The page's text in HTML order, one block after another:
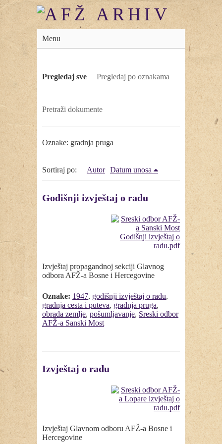
Menu
Pregledaj sve Pregledaj po oznakama
Pretraži dokumente
Oznake: gradnja pruga
Sortiraj po: Autor Datum unosa
Godišnji izvještaj o radu
Izvještaj propagandnoj sekciji Glavnog
odbora AFŽ-a Bosne i Hercegovine
Oznake: 1947, godišnji izvještaj o radu,
gradnja cesta i puteva, gradnja pruga,
obrada zemlje, pošumljavanje, Sreski odbor
AFŽ-a Sanski Most
Izvještaj o radu
Izvještaj Glavnom odboru AFŽ-a Bosne i
Hercegovine